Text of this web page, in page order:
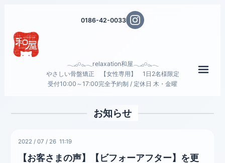
0186-42-0033
𓂃𓈒𓂂𓏸𓂂𓈒𓂃relaxation和屋𓂃𓈒𓂂𓏸𓂂𓈒𓂃
やさしい骨盤矯正 【女性専用】 1日2名様限定
受付10:00～17:00完全予約制 / 定休日 木・金曜
お知らせ
2022 /07 / 26 11:19
【お客さまの声】【ビフォーアフター】を更